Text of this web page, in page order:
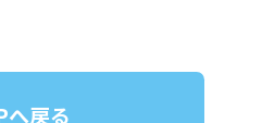
へ戻る